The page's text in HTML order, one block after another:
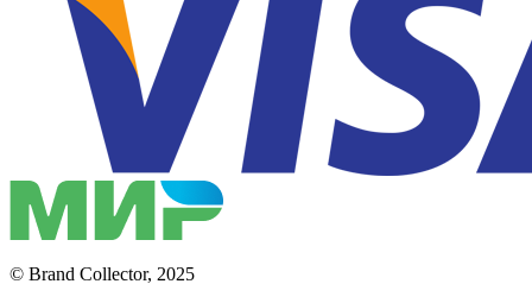
© Brand Collector, 2025